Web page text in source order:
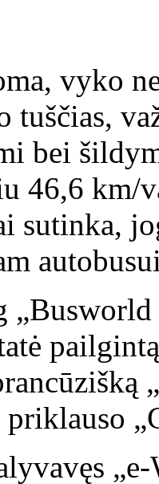
vyko
tuščias,
bei
46,6 km/
sutinka,